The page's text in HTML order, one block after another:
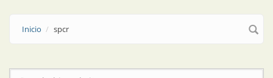
Inicio spcr